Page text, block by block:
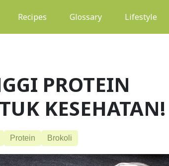
Recipes (current)Glossary Lifestyle
PROTEIN
KESEHATAN!
Protein Brokoli